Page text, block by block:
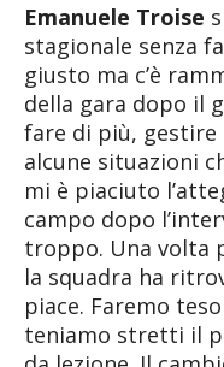
Emanuele Troise
stagionale senza
giusto ma c’è
della gara dopo il
fare di più,
alcune situazioni
mi è piaciuto
campo dopo
troppo. Una volta
la squadra ha
piace. Faremo
teniamo stretti il